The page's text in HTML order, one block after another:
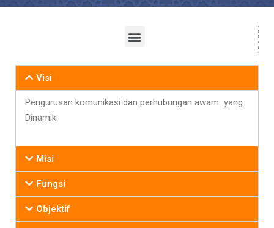
Visi
Pengurusan komunikasi dan perhubungan awam yang
Dinamik
Misi
Fungsi
Objektif